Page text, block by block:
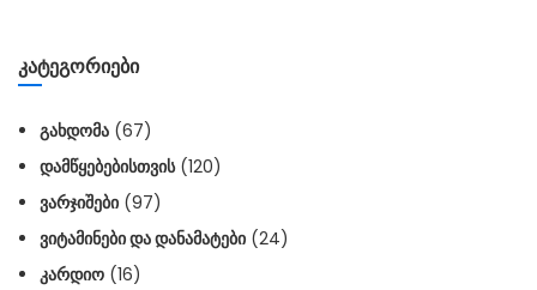
ᲙᲐᲢᲔᲒᲝᲠᲘᲔᲑᲘ
ᲒᲐᲮᲓᲝᲛᲐ (67)
ᲓᲐᲛᲬᲧᲔᲑᲔᲑᲘᲡᲗᲕᲘᲡ(120)
ᲕᲐᲠᲯᲘᲨᲔᲑᲘ (97)
ᲕᲘᲢᲐᲛᲘᲜᲔᲑᲘ ᲓᲐ ᲓᲐᲜᲐᲛᲐᲢᲔᲑᲘ (24)
ᲙᲐᲠᲓᲘᲝ (16)